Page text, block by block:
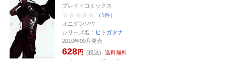
ブレイドコミックス
（1件）
オニグンソウ
シリーズ名： ヒトガタナ
2010年09月発売
628円 (税込) 送料無料